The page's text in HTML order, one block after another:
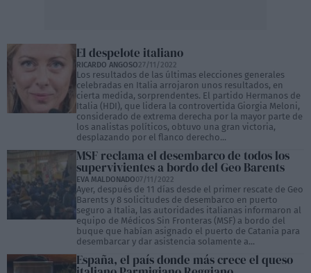
El despelote italiano
RICARDO ANGOSO27/11/2022
Los resultados de las últimas elecciones generales
celebradas en Italia arrojaron unos resultados, en
cierta medida, sorprendentes. El partido Hermanos de
Italia (HDI), que lidera la controvertida Giorgia Meloni,
considerado de extrema derecha por la mayor parte de
los analistas políticos, obtuvo una gran victoria,
desplazando por el flanco derecho...
MSF reclama el desembarco de todos los
supervivientes a bordo del Geo Barents
EVA MALDONADO07/11/2022
Ayer, después de 11 días desde el primer rescate de Geo
Barents y 8 solicitudes de desembarco en puerto
seguro a Italia, las autoridades italianas informaron al
equipo de Médicos Sin Fronteras (MSF) a bordo del
buque que habían asignado el puerto de Catania para
desembarcar y dar asistencia solamente a...
España, el país donde más crece el queso